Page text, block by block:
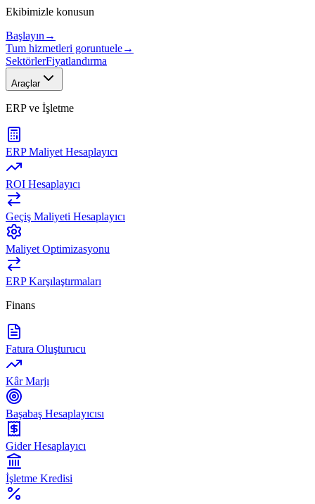
Ekibimizle konusun
Başlayın →
Tum hizmetleri goruntuele→
SektörlerFiyatlandırma
Araçlar
ERP ve İşletme
ERP Maliyet Hesaplayıcı
ROI Hesaplayıcı
Geçiş Maliyeti Hesaplayıcı
Maliyet Optimizasyonu
ERP Karşılaştırmaları
Finans
Fatura Oluşturucu
Kâr Marjı
Başabaş Hesaplayıcısı
Gider Hesaplayıcı
İşletme Kredisi